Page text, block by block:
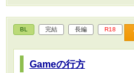
す。
BL 完結 長編 R18
Gameの行方